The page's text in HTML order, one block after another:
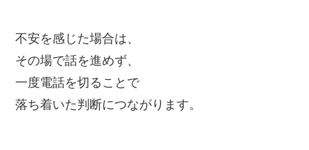
不安を感じた場合は、
その場で話を進めず、
一度電話を切ることで
落ち着いた判断につながります。